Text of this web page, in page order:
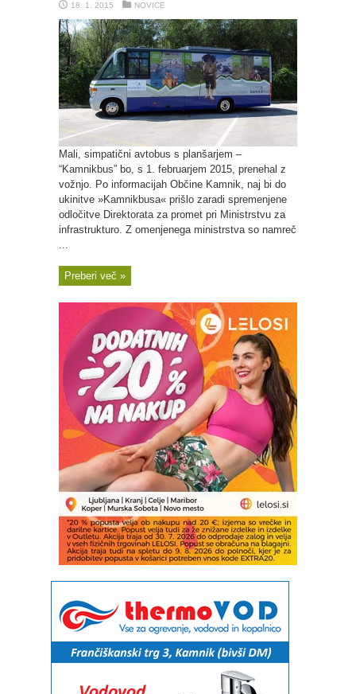
18. 1. 2015 NOVICE
Mali, simpatični avtobus s planšarjem –
“Kamnikbus” bo, s 1. februarjem 2015, prenehal z
vožnjo. Po informacijah Občine Kamnik, naj bi do
ukinitve »Kamnikbusa« prišlo zaradi spremenjene
odločitve Direktorata za promet pri Ministrstvu za
infrastrukturo. Z omenjenega ministrstva so namreč
...
Preberi več »